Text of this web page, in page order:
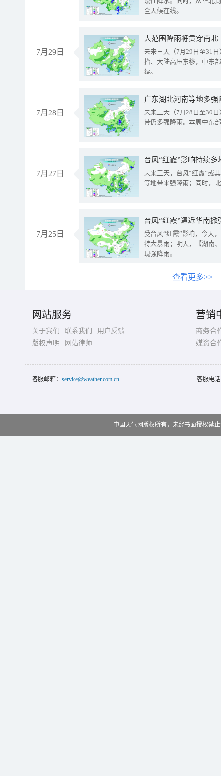
全天候在线。
7月29日
大范围降雨将贯穿南
未来三天（7月29日至31
抬、大陆高压东移，中东
续。
7月28日
广东湖北河南等地多
未来三天（7月28日至30
带仍多强降雨。本周中东
7月27日
台风“红霞”影响持续
未来三天，台风“红霞”或
等地带来强降雨；同时，
7月25日
台风“红霞”逼近华南
受台风“红霞”影响，今天
特大暴雨；明天，【湖南
现强降雨。
查看更多>>
网站服务
关于我们 联系我们
用户反馈
版权声明
网站律师
营销
商务合
媒资合
客服邮箱： service@weather.com.cn 客服电
中国天气网版权所有，未经书面授权